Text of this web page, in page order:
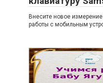
Внесите новое
работы с мобильным